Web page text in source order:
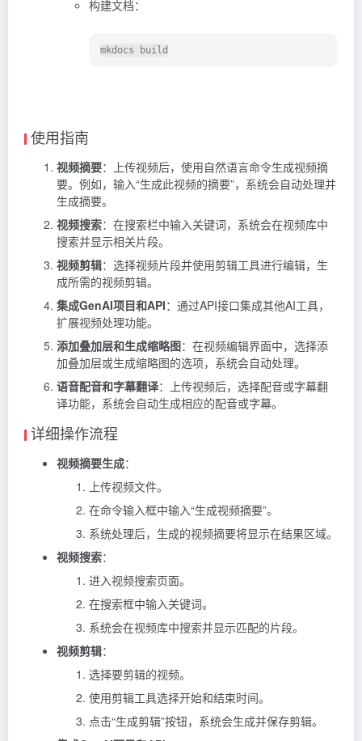
构建文档：
使用指南
视频摘要：上传视频后，使用自然语言命令生成视频摘
要。例如，输入“生成此视频的摘要”，系统会自动处理并
生成摘要。
视频搜索：在搜索栏中输入关键词，系统会在视频库中
搜索并显示相关片段。
视频剪辑：选择视频片段并使用剪辑工具进行编辑，生
成所需的视频剪辑。
集成GenAI项目和API：通过API接口集成其他AI工具，
扩展视频处理功能。
添加叠加层和生成缩略图：在视频编辑界面中，选择添
加叠加层或生成缩略图的选项，系统会自动处理。
语音配音和字幕翻译：上传视频后，选择配音或字幕翻
译功能，系统会自动生成相应的配音或字幕。
详细操作流程
视频摘要生成：
上传视频文件。
在命令输入框中输入“生成视频摘要”。
系统处理后，生成的视频摘要将显示在结果区域。
视频搜索：
进入视频搜索页面。
在搜索框中输入关键词。
系统会在视频库中搜索并显示匹配的片段。
视频剪辑：
选择要剪辑的视频。
使用剪辑工具选择开始和结束时间。
点击“生成剪辑”按钮，系统会生成并保存剪辑。